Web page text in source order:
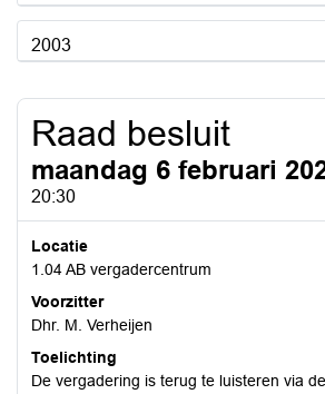
2003
Raad besluit
maandag 6 februari
20:30
Locatie
1.04 AB vergadercentrum
Voorzitter
Dhr. M. Verheijen
Toelichting
De vergadering is terug te luisteren via